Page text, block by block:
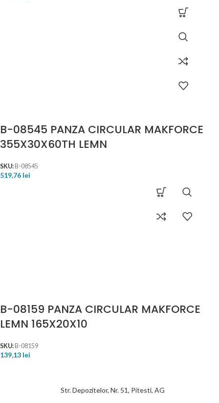
B-08545 PANZA CIRCULAR MAKFORCE
355X30X60TH LEMN
SKU: B-08545
519,76 lei
B-08159 PANZA CIRCULAR MAKFORCE
LEMN 165X20X10
SKU: B-08159
139,13 lei
Str. Depozitelor, Nr. 51, Pitesti, AG